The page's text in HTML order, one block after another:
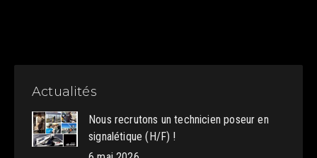
Actualités
Nous recrutons un technicien poseur en
signalétique (H/F) !